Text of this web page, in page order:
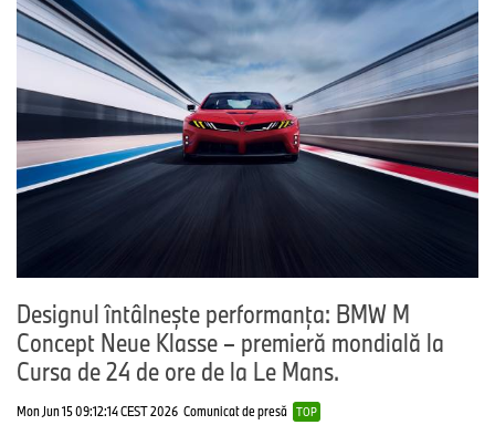
Designul întâlnește performanța: BMW M
Concept Neue Klasse – premieră mondială la
Cursa de 24 de ore de la Le Mans.
Mon Jun 15 09:12:14 CEST 2026 Comunicat de presă TOP